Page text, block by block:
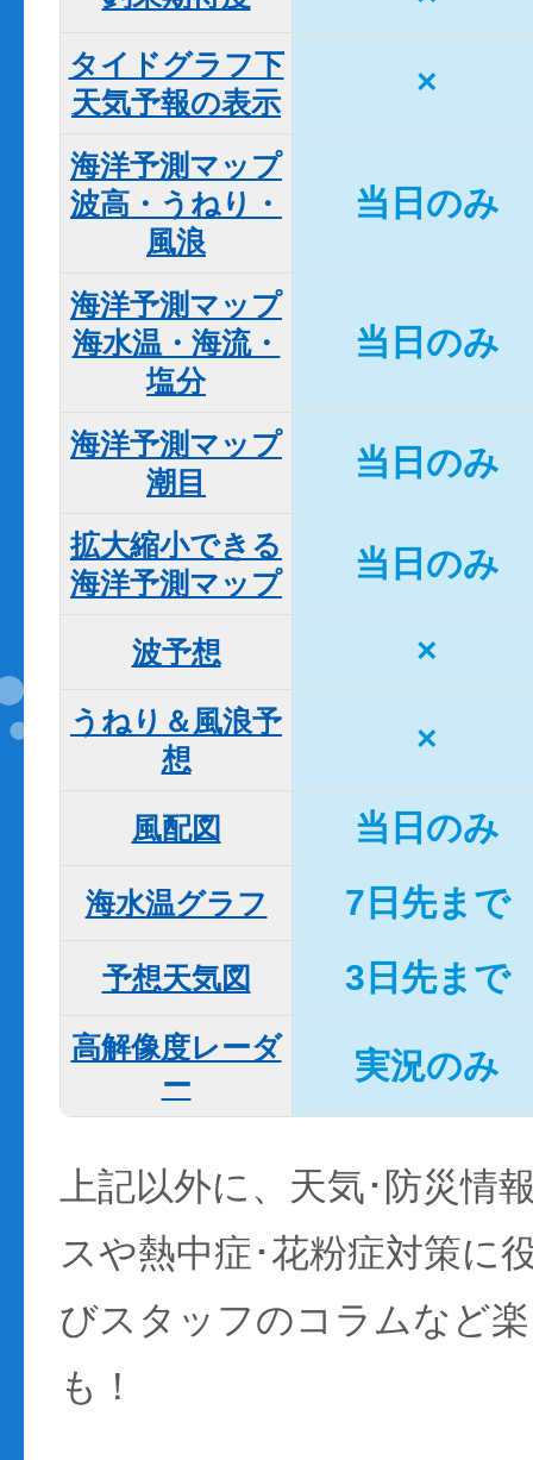
タイドグラフ下
天気予報の表示
×
海洋予測マップ
波高・うねり・
風浪
当日のみ
海洋予測マップ
海水温・海流・
塩分
当日のみ
海洋予測マップ
潮目
当日のみ
拡大縮小できる
海洋予測マップ
当日のみ
波予想 ×
うねり＆風浪予
想
×
風配図 当日のみ
海水温グラフ 7日先まで
予想天気図 3日先まで
高解像度レーダ
ー
実況のみ
上記以外に、天気･防災情
スや熱中症･花粉症対策に
びスタッフのコラムなど
も！